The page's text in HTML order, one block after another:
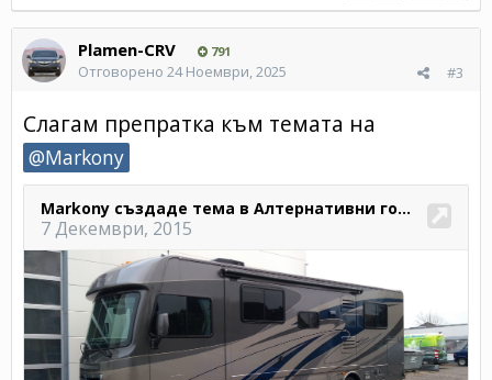
Plamen-CRV 791
#3
Отговорено 24 Ноември, 2025
Слагам препратка към темата на
@Markony